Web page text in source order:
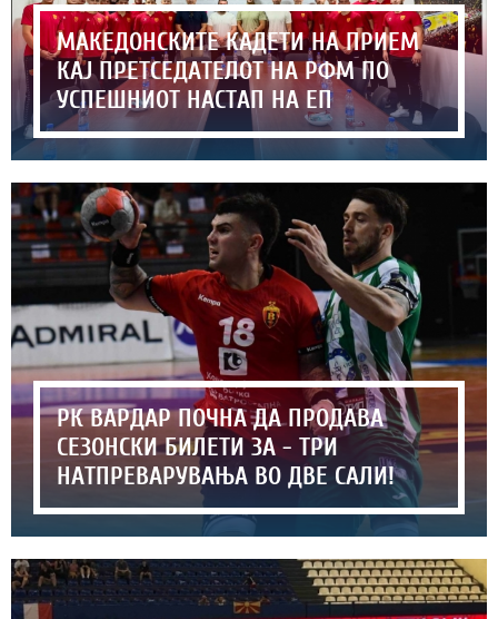
МАКЕДОНСКИТЕ КАДЕТИ НА ПРИЕМ
КАЈ ПРЕТСЕДАТЕЛОТ НА РФМ ПО
УСПЕШНИОТ НАСТАП НА ЕП
РК ВАРДАР ПОЧНА ДА ПРОДАВА
СЕЗОНСКИ БИЛЕТИ ЗА - ТРИ
НАТПРЕВАРУВАЊА ВО ДВЕ САЛИ!